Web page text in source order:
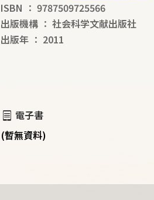
ISBN ： 9787509725566
出版機構 ： 社会科学文献出版社
出版年 ： 2011
電子書
(暫無資料)